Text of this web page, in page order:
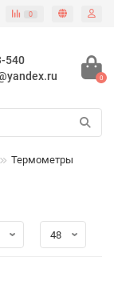
0
540
0
Термометры